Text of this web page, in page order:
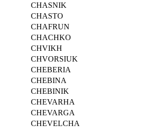
CHASNIK
CHASTO
CHAFRUN
CHACHKO
CHVIKH
CHVORSIUK
CHEBERIA
CHEBINA
CHEBINIK
CHEVARHA
CHEVARGA
CHEVELCHA